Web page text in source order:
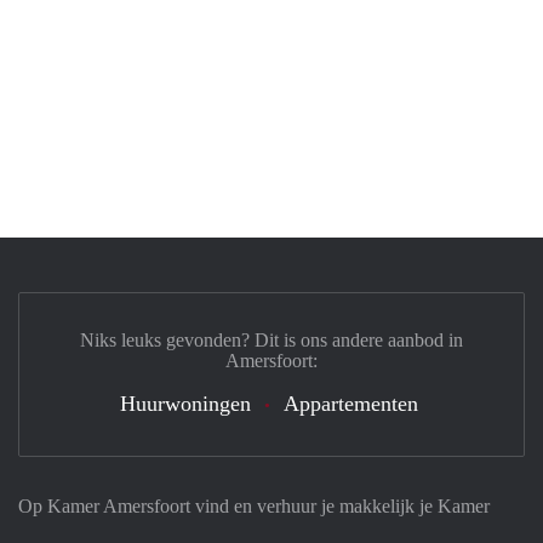
Op Kamer Amersfoort vind en verhuur je makkelijk je Kamer
Niks leuks gevonden? Dit is ons andere aanbod in
Amersfoort:
Huurwoningen Appartementen